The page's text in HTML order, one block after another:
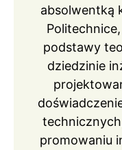
absolwentką
podstawy
dziedzinie
promowaniu